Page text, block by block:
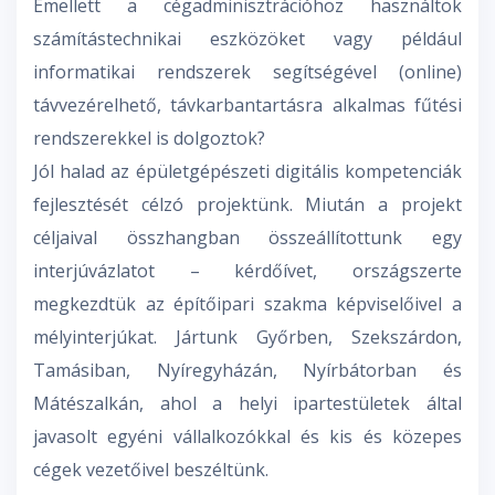
Emellett a cégadminisztrációhoz használtok
számítástechnikai eszközöket vagy például
informatikai rendszerek segítségével (online)
távvezérelhető, távkarbantartásra alkalmas fűtési
rendszerekkel is dolgoztok?
Jól halad az épületgépészeti digitális kompetenciák
fejlesztését célzó projektünk. Miután a projekt
céljaival összhangban összeállítottunk egy
interjúvázlatot – kérdőívet, országszerte
megkezdtük az építőipari szakma képviselőivel a
mélyinterjúkat. Jártunk Győrben, Szekszárdon,
Tamásiban, Nyíregyházán, Nyírbátorban és
Mátészalkán, ahol a helyi ipartestületek által
javasolt egyéni vállalkozókkal és kis és közepes
cégek vezetőivel beszéltünk.